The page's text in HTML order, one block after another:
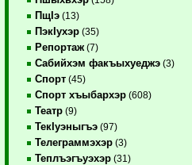
ПщIэ (13)
ПэкIухэр (35)
Репортаж (7)
Сабийхэм факъыхуеджэ (3)
Спорт (45)
Спорт хъыбархэр (608)
Театр (9)
ТекIуэныгъэ (97)
Телеграммэхэр (3)
Теплъэгъуэхэр (31)